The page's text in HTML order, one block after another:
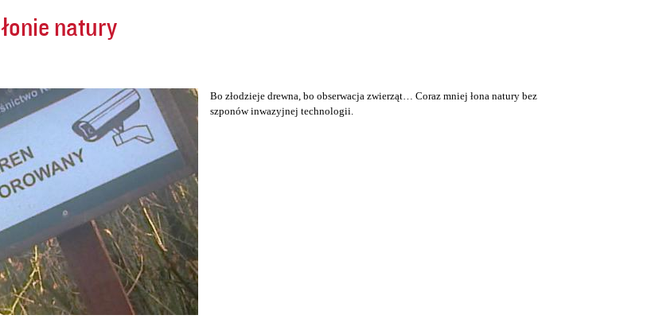
natury
Bo złodzieje drewna, bo obserwacja zwierząt… Coraz mniej łona natury bez
szponów inwazyjnej technologii.